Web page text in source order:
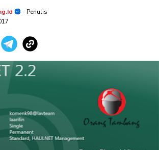
- Penulis